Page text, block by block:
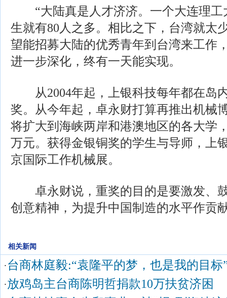
“大陆真是人才济济。一个大连理工
生就有80人之多。相比之下，台湾就太
望能招募大陆的优秀青年到台湾来工作
进一步深化，终有一天能实现。
从2004年起，上银科技每年都在岛
奖。从今年起，卓永财打算再推出机械
将扩大到海峡两岸和港澳地区的各大学
万元。获得金银铜奖的学生与导师，上
京国际工作机械展。
卓永财说，重奖的目的是要激发、
创意精神，为提升中国制造的水平作贡
相关新闻
·台商林庭毅:“袁隆平的梦，也是我的目标
·放鸡岛主台商陈明哲捐款10万扶贫济困